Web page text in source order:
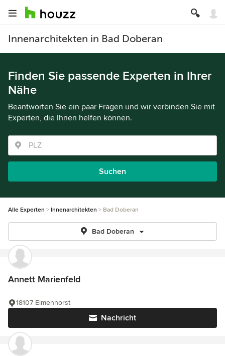
Innenarchitekten in Bad Doberan
Finden Sie passende Experten in Ihrer
Nähe
Beantworten Sie ein paar Fragen und wir verbinden Sie mit
Experten, die Ihnen helfen können.
Suchen
Alle Experten Innenarchitekten Bad Doberan
Bad Doberan
Annett Marienfeld
Nachricht
18107 Elmenhorst